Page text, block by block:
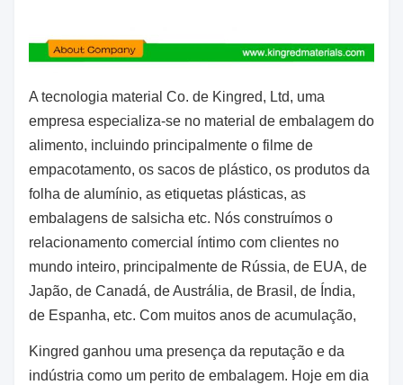
A tecnologia material Co. de Kingred, Ltd, uma
empresa especializa-se no material de embalagem do
alimento, incluindo principalmente o filme de
empacotamento, os sacos de plástico, os produtos da
folha de alumínio, as etiquetas plásticas, as
embalagens de salsicha etc. Nós construímos o
relacionamento comercial íntimo com clientes no
mundo inteiro, principalmente de Rússia, de EUA, de
Japão, de Canadá, de Austrália, de Brasil, de Índia,
de Espanha, etc. Com muitos anos de acumulação,
Kingred ganhou uma presença da reputação e da
indústria como um perito de embalagem. Hoje em dia